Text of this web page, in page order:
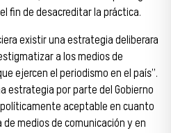
fin de desacreditar la práctica.
existir una estrategia deliberara
a los medios de
ejercen el periodismo en el país”.
estrategia por parte del Gobierno
aceptable en cuanto
medios de comunicación y en